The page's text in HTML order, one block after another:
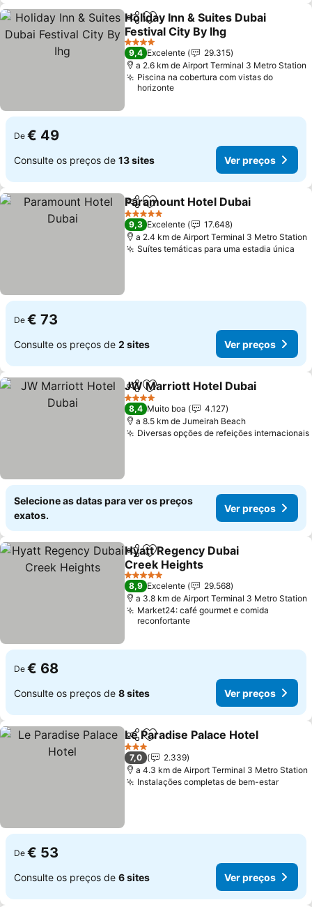
PartilharAdicionar aos favoritos
Holiday Inn & Suites Dubai
Festival City By Ihg
4 Estrelas
9,4 Excelente
29.315
a 2.6 km de Airport Terminal 3 Metro Station
Piscina na cobertura com vistas do
horizonte
De € 49
Consulte os preços de 13 sites Ver preços
PartilharAdicionar aos favoritos
Paramount Hotel Dubai
5 Estrelas
9,3 Excelente
17.648
a 2.4 km de Airport Terminal 3 Metro Station
Suítes temáticas para uma estadia única
De € 73
Consulte os preços de 2 sites Ver preços
PartilharAdicionar aos favoritos
JW Marriott Hotel Dubai
4 Estrelas
8,4 Muito boa
4.127
a 8.5 km de Jumeirah Beach
Diversas opções de refeições internacionais
Selecione as datas para ver os preços
exatos.
Ver preços
PartilharAdicionar aos favoritos
Hyatt Regency Dubai
Creek Heights
5 Estrelas
8,9 Excelente
29.568
a 3.8 km de Airport Terminal 3 Metro Station
Market24: café gourmet e comida
reconfortante
De € 68
Consulte os preços de 8 sites Ver preços
PartilharAdicionar aos favoritos
Le Paradise Palace Hotel
3 Estrelas
7,0
2.339
a 4.3 km de Airport Terminal 3 Metro Station
Instalações completas de bem-estar
De € 53
Consulte os preços de 6 sites Ver preços